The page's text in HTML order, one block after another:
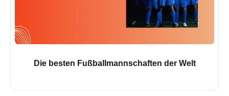
Die besten Fußballmannschaften der Welt